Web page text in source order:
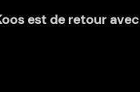
est de retour avec